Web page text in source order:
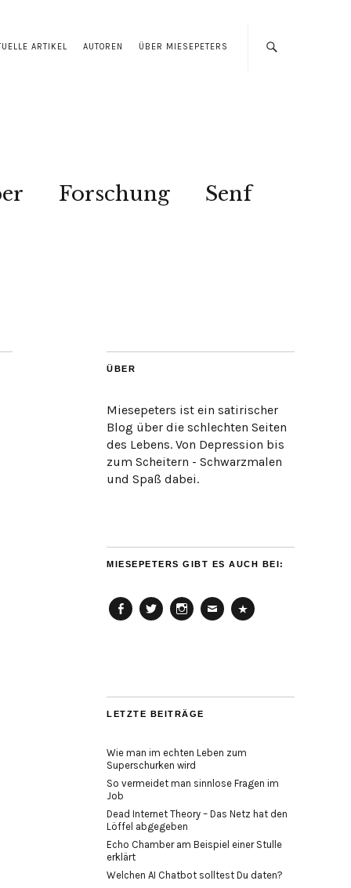
ARTIKEL AUTOREN ÜBER MIESEPETERS
Forschung Senf
ÜBER
Miesepeters ist ein satirischer
Blog über die schlechten Seiten
des Lebens. Von Depression bis
zum Scheitern - Schwarzmalen
und Spaß dabei.
MIESEPETERS GIBT ES AUCH BEI:
LETZTE BEITRÄGE
Wie man im echten Leben zum
Superschurken wird
So vermeidet man sinnlose Fragen im
Job
Dead Internet Theory – Das Netz hat den
Löffel abgegeben
Echo Chamber am Beispiel einer Stulle
erklärt
Welchen AI Chatbot solltest Du daten?